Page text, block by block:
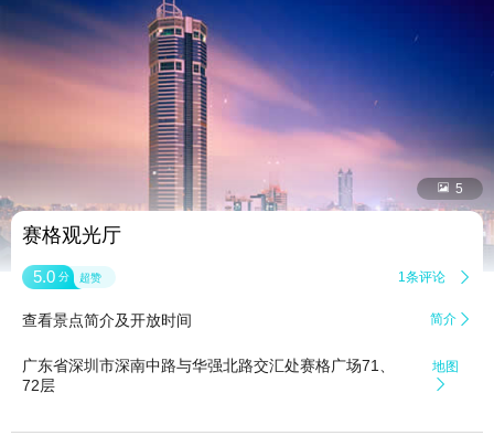
 5
赛格观光厅
5.0 分 超赞 1条评论 
查看景点简介及开放时间 简介 
广东省深圳市深南中路与华强北路交汇处赛格广场71、
72层
地图

